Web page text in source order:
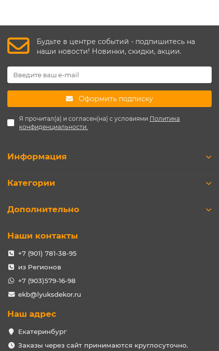
Будьте в центре событий - подпишитесь на
наши новости! Новинки, скидки, акции.
Оформить подписку
Я прочитал(а) и согласен(на) с условиями Политика
конфиденциальности.
Информация
Категории
Дополнительно
Наши контакты
+7 (901) 781-38-95
из Регионов
+7 (903)579-16-98
ekb@lyuksdekor.ru
Наш адрес
Екатеринбург
Заказы через сайт принимаются круглосуточно.